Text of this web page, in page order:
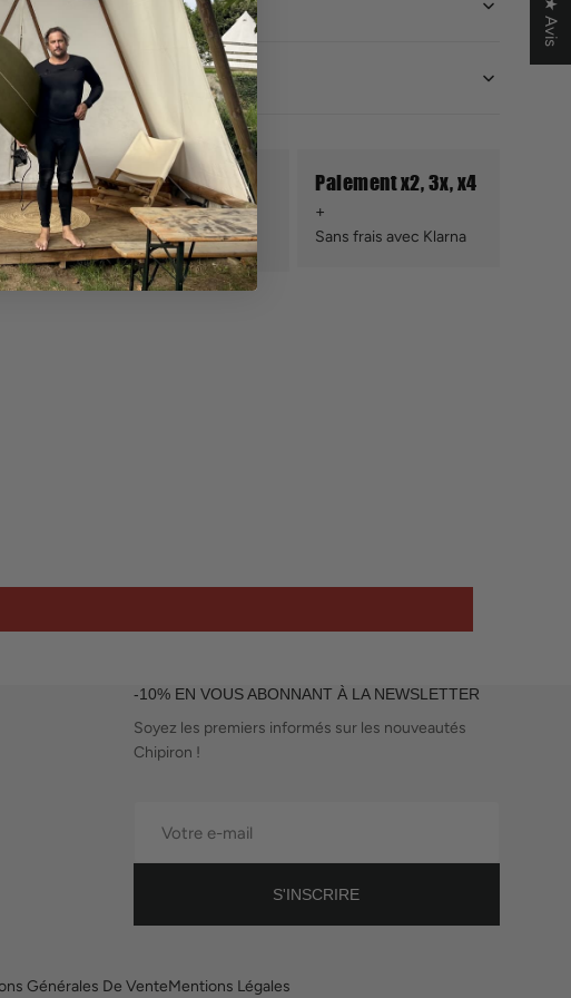
50€
Retours sous
conditions
Sous 14 jours ouvrés
Paiement x2, 3x, x4
Sans frais avec Klarna
-10% EN VOUS ABONNANT À LA NEWSLETTER
Soyez les premiers informés sur les nouveautés
Chipiron !
mail
S'INSCRIRE
Générales De VenteMentions Légales
★ Avis